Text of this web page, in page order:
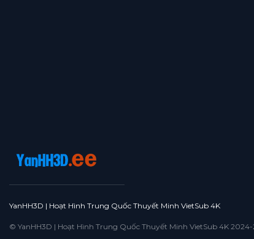
YanHH3D | Hoạt Hình Trung Quốc Thuyết Minh VietSub 4K
© YanHH3D | Hoạt Hình Trung Quốc Thuyết Minh VietSub 4K 2024-